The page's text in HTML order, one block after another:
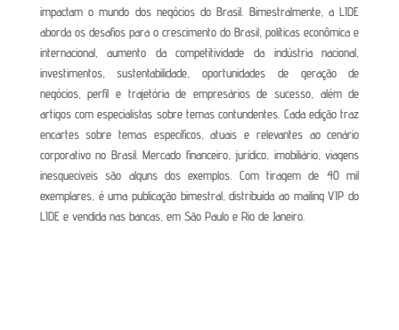
impactam o mundo dos negócios do Brasil. Bimestralmente, a LIDE
aborda os desafios para o crescimento do Brasil, políticas econômica e
internacional, aumento da competitividade da indústria nacional,
investimentos, sustentabilidade, oportunidades de geração de
negócios, perfil e trajetória de empresários de sucesso, além de
artigos com especialistas sobre temas contundentes. Cada edição traz
encartes sobre temas específicos, atuais e relevantes ao cenário
corporativo no Brasil. Mercado financeiro, jurídico, imobiliário, viagens
inesquecíveis são alguns dos exemplos. Com tiragem de 40 mil
exemplares, é uma publicação bimestral, distribuída ao mailing VIP do
LIDE e vendida nas bancas, em São Paulo e Rio de Janeiro.